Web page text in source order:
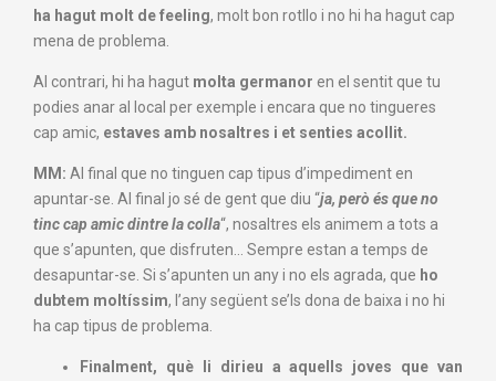
ha hagut molt de feeling, molt bon rotllo i no hi ha hagut cap
mena de problema.
Al contrari, hi ha hagut molta germanor en el sentit que tu
podies anar al local per exemple i encara que no tingueres
cap amic, estaves amb nosaltres i et senties acollit.
MM: Al final que no tinguen cap tipus d’impediment en
apuntar-se. Al final jo sé de gent que diu “ja, però és que no
tinc cap amic dintre la colla“, nosaltres els animem a tots a
que s’apunten, que disfruten… Sempre estan a temps de
desapuntar-se. Si s’apunten un any i no els agrada, que ho
dubtem moltíssim, l’any següent se’ls dona de baixa i no hi
ha cap tipus de problema.
Finalment, què li dirieu a aquells joves que van